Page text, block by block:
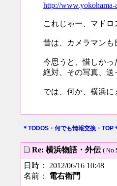
http://www.yokohama-
これじゃー、マド
昔は、カメラマンも
今思うと、惜しかっ
絶対、その写真、
では、何か、横浜に
＊TODOS・何でも情報交換・TOP
Re: 横浜物語・外伝 (
日時： 2012/06/16 10:48
名前： 電右衛門